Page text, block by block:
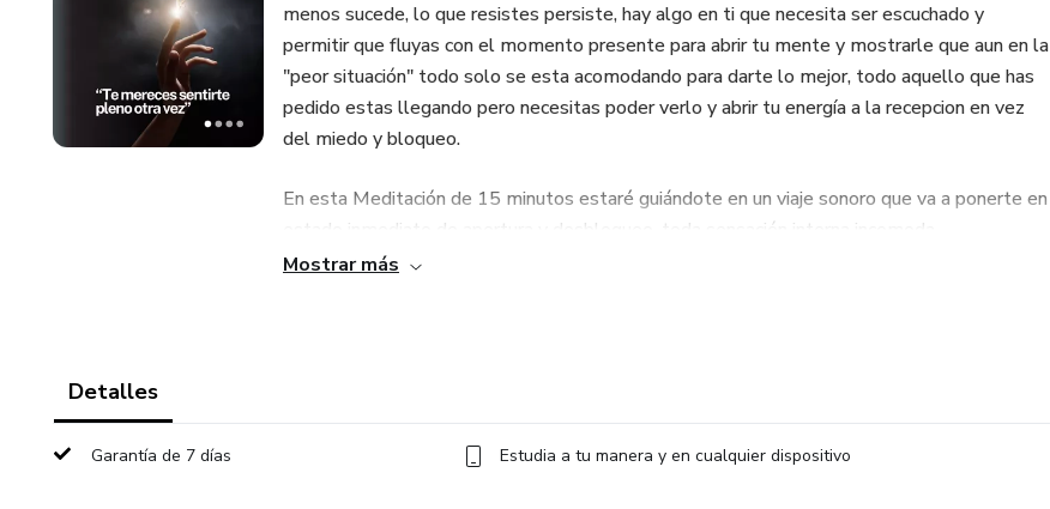
menos sucede, lo que resistes persiste, hay algo en ti que necesita ser escuchado y
permitir que fluyas con el momento presente para abrir tu mente y mostrarle que aun en la
"peor situación" todo solo se esta acomodando para darte lo mejor, todo aquello que has
pedido estas llegando pero necesitas poder verlo y abrir tu energía a la recepcion en vez
del miedo y bloqueo.
En esta Meditación de 15 minutos estaré guiándote en un viaje sonoro que va a ponerte en
estado inmediato de apertura y desbloqueo, toda sensación interna incomoda
desaparecerá y te traerá claridad y una sensación de paz y prosperidad que te permitirá
Mostrar más
Detalles
Garantía de 7 días Estudia a tu manera y en cualquier dispositivo